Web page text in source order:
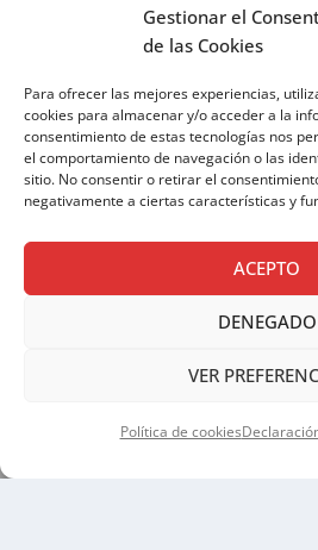
Gestionar el
de las Cookies
Para ofrecer las mejores experiencias,
cookies para almacenar y/o acceder a la
consentimiento de estas tecnologías nos
el comportamiento de navegación o las
sitio. No consentir o retirar el
negativamente a ciertas características y
ACEPTO
DENEGADO
VER
Política de cookies
Email
Si continúas, aceptas la política